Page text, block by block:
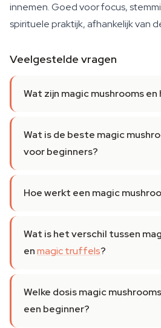
innemen. Goed voor focus,
spirituele praktijk, afhankelijk van
Veelgestelde vragen
Wat zijn magic mushrooms en
Wat is de beste magic
voor beginners?
Hoe werkt een magic
Wat is het verschil tussen
enmagic truffels?
Welke dosis magic
een beginner?